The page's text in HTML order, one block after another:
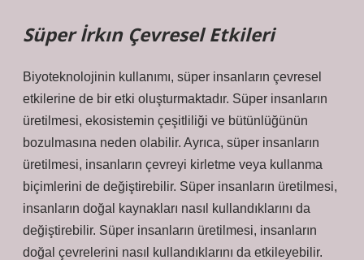
Süper İrkın Çevresel Etkileri
Biyoteknolojinin kullanımı, süper insanların çevresel
etkilerine de bir etki oluşturmaktadır. Süper insanların
üretilmesi, ekosistemin çeşitliliği ve bütünlüğünün
bozulmasına neden olabilir. Ayrıca, süper insanların
üretilmesi, insanların çevreyi kirletme veya kullanma
biçimlerini de değiştirebilir. Süper insanların üretilmesi,
insanların doğal kaynakları nasıl kullandıklarını da
değiştirebilir. Süper insanların üretilmesi, insanların
doğal çevrelerini nasıl kullandıklarını da etkileyebilir.